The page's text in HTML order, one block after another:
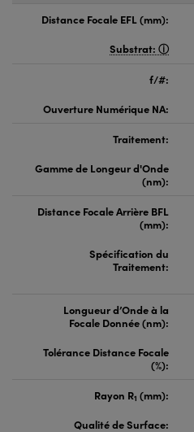
Distance Focale EFL (mm):
Substrat:
f/#:
Ouverture Numérique NA:
Traitement:
Gamme de Longeur d'Onde
(nm):
Distance Focale Arrière BFL
(mm):
Spécification du
Traitement:
Longueur d’Onde à la
Focale Donnée (nm):
Tolérance Distance Focale
(%):
Rayon R1 (mm):
Qualité de Surface: